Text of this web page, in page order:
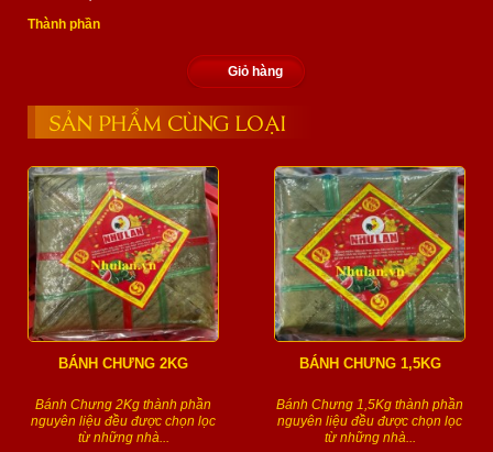
Thành phần
Giỏ hàng
SẢN PHẨM CÙNG LOẠI
BÁNH CHƯNG 2KG
Bánh Chưng 2Kg thành phần
nguyên liệu đều được chọn lọc
từ những nhà...
BÁNH CHƯNG 1,5KG
Bánh Chưng 1,5Kg thành phần
nguyên liệu đều được chọn lọc
từ những nhà...